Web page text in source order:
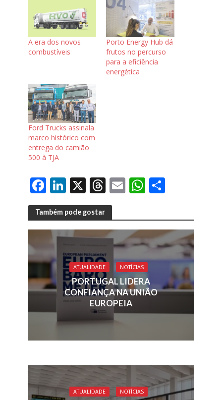
A era dos novos
combustíveis
Porto Energy Hub dá
frutos no percurso
para a eficiência
energética
Ford Trucks assinala
marco histórico com
entrega do camião
500 à TJA
F
ac
e
b
o
o
k
Li
n
k
e
dI
n
X T
h
re
a
d
s
E
ai
l
W
at
s
A
p
p
S
ar
e
Também pode gostar
ATUALIDADE NOTÍCIAS
PORTUGAL LIDERA
CONFIANÇA NA UNIÃO
EUROPEIA
ATUALIDADE NOTÍCIAS